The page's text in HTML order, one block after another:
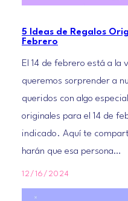
5 Ideas de Regalos
Febrero
El 14 de febrero está a la
queremos sorprender a
queridos con algo
originales para el 14 de
indicado. Aquí te
harán que esa persona…
12/16/2024